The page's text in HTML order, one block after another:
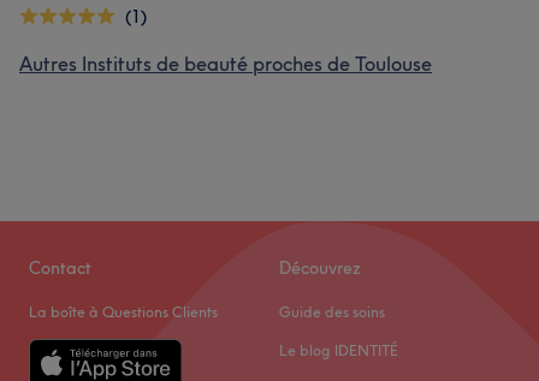
(1)
Autres Instituts de beauté proches de Toulouse
Contact
La boîte à Questions Clients
Découvrez
Guide des soins
Le blog IDENTITÉ